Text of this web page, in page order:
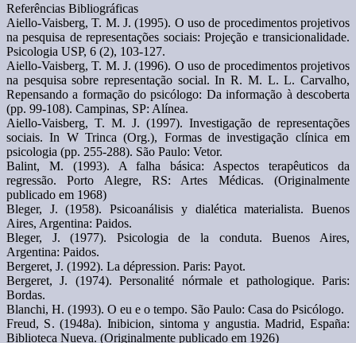
Referências Bibliográficas
Aiello-Vaisberg, T. M. J. (1995). O uso de procedimentos projetivos
na pesquisa de representações sociais: Projeção e transicionalidade.
Psicologia USP, 6 (2), 103-127.
Aiello-Vaisberg, T. M. J. (1996). O uso de procedimentos projetivos
na pesquisa sobre representação social. In R. M. L. L. Carvalho,
Repensando a formação do psicólogo: Da informação à descoberta
(pp. 99-108). Campinas, SP: Alínea.
Aiello-Vaisberg, T. M. J. (1997). Investigação de representações
sociais. In W Trinca (Org.), Formas de investigação clínica em
psicologia (pp. 255-288). São Paulo: Vetor.
Balint, M. (1993). A falha básica: Aspectos terapêuticos da
regressão. Porto Alegre, RS: Artes Médicas. (Originalmente
publicado em 1968)
Bleger, J. (1958). Psicoanálisis y dialética materialista. Buenos
Aires, Argentina: Paidos.
Bleger, J. (1977). Psicologia de la conduta. Buenos Aires,
Argentina: Paidos.
Bergeret, J. (1992). La dépression. Paris: Payot.
Bergeret, J. (1974). Personalité nórmale et pathologique. Paris:
Bordas.
Blanchi, H. (1993). O eu e o tempo. São Paulo: Casa do Psicólogo.
Freud, S. (1948a). Inibicion, sintoma y angustia. Madrid, España:
Biblioteca Nueva. (Originalmente publicado em 1926)